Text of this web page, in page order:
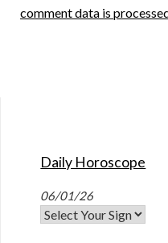
comment data is
Daily Horoscope
06/01/26